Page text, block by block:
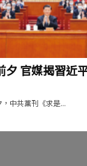
夕 官媒揭習近
中共黨刊《求是...